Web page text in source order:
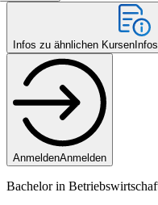
Infos zu ähnlichen Kursen
AnmeldenAnmelden
Bachelor in